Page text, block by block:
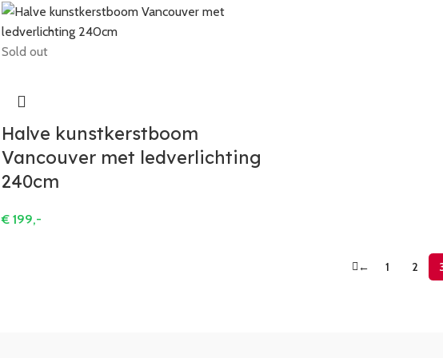
Sold out
Halve kunstkerstboom
Vancouver met ledverlichting
240cm
€199,-
← 1 2